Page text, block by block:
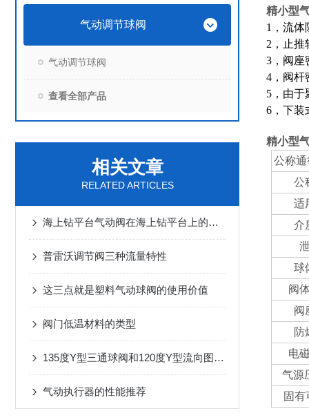
气动调节球阀
气动调节球阀
查看全部产品
相关文章
RELATED ARTICLES
海上钻平台气动阀在海上钻平台上的关键角色
普雷沃调节阀三种流量特性
这三点就是塑料气动球阀的使用价值
阀门低温材料的类型
135度Y型三通球阀和120度Y型流向图的区别
气动执行器的性能推荐
精小型
1，流体
2，止推
3，阀座
4，阀杆
5，由于
6，下装
精小型
公称通
公
适
介
球
阀
阀
防
电
气源
固有